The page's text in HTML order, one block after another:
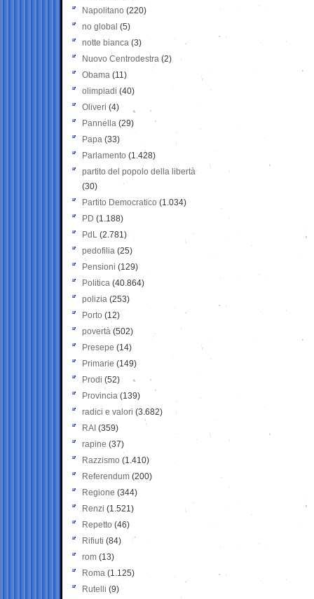
Napolitano (220)
no global (5)
notte bianca (3)
Nuovo Centrodestra (2)
Obama (11)
olimpiadi (40)
Oliveri (4)
Pannella (29)
Papa (33)
Parlamento (1.428)
partito del popolo della libertà
(30)
Partito Democratico (1.034)
PD (1.188)
PdL (2.781)
pedofilia (25)
Pensioni (129)
Politica (40.864)
polizia (253)
Porto (12)
povertà (502)
Presepe (14)
Primarie (149)
Prodi (52)
Provincia (139)
radici e valori (3.682)
RAI (359)
rapine (37)
Razzismo (1.410)
Referendum (200)
Regione (344)
Renzi (1.521)
Repetto (46)
Rifiuti (84)
rom (13)
Roma (1.125)
Rutelli (9)